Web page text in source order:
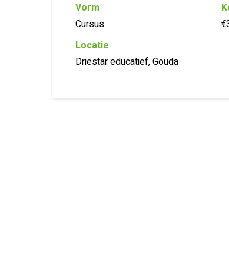
Vorm
Cursus
Locatie
Driestar educatief, Gouda